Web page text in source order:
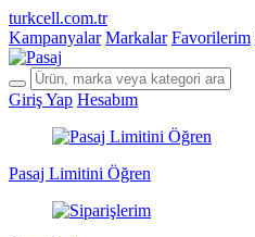
turkcell.com.tr
Kampanyalar Markalar Favorilerim
Giriş Yap Hesabım
Pasaj Limitini Öğren